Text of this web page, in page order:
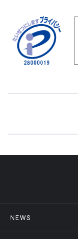
NEWS